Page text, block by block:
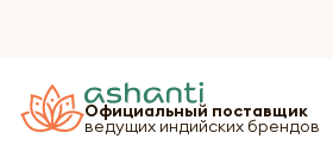
Официальный поставщик
ведущих индийских брендов